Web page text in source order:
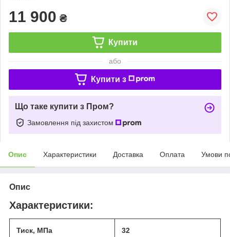
11 900 ₴
Купити
або
Купити з
Що таке купити з Пром?
Замовлення під захистом
Опис Характеристики Доставка Оплата Умови
Опис
Характеристики:
Тиск, МПа 32